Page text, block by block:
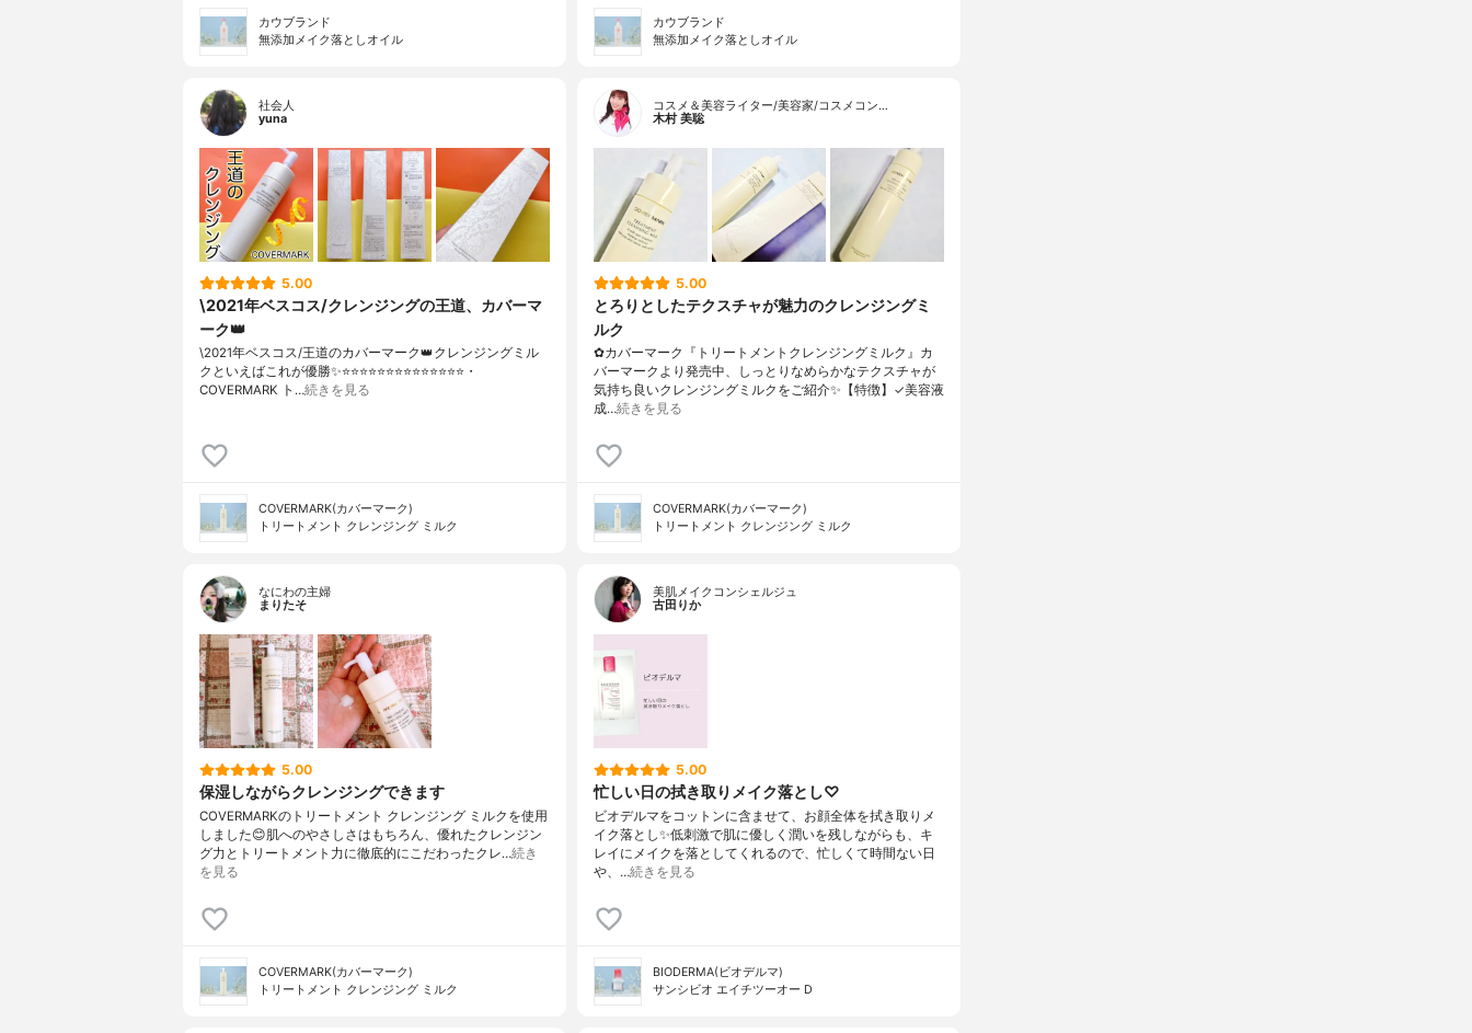
カウブランド
無添加メイク落としオイル
カウブランド
無添加メイク落としオイル
社会人
yuna
5.00
\2021年ベスコス/クレンジングの王道、カバーマ
ーク👑
\2021年ベスコス/王道のカバーマーク👑クレンジングミル
クといえばこれが優勝✨⭐️⭐️⭐️⭐️⭐️⭐️⭐️⭐️⭐️⭐️⭐️⭐️⭐️⭐️・
COVERMARK ト…続きを見る
COVERMARK(カバーマーク)
トリートメント クレンジング ミルク
コスメ＆美容ライター/美容家/コスメコン…
木村 美聡
5.00
とろりとしたテクスチャが魅力のクレンジングミ
ルク
✿カバーマーク『トリートメントクレンジングミルク』カ
バーマークより発売中、しっとりなめらかなテクスチャが
気持ち良いクレンジングミルクをご紹介✨【特徴】✓美容液
成…続きを見る
COVERMARK(カバーマーク)
トリートメント クレンジング ミルク
なにわの主婦
まりたそ
5.00
保湿しながらクレンジングできます
COVERMARKのトリートメント クレンジング ミルクを使用
しました😊肌へのやさしさはもちろん、優れたクレンジン
グ力とトリートメント力に徹底的にこだわったクレ…続き
を見る
COVERMARK(カバーマーク)
トリートメント クレンジング ミルク
美肌メイクコンシェルジュ
古田りか
5.00
忙しい日の拭き取りメイク落とし♡
ビオデルマをコットンに含ませて、お顔全体を拭き取りメ
イク落とし✨低刺激で肌に優しく潤いを残しながらも、キ
レイにメイクを落としてくれるので、忙しくて時間ない日
や、…続きを見る
BIODERMA(ビオデルマ)
サンシビオ エイチツーオー D